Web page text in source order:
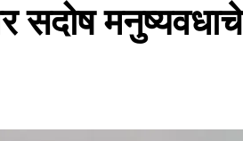
सदोष मनुष्यवधाचे